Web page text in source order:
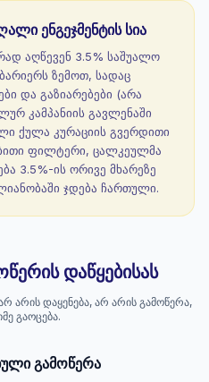
ენგეჯმენტის სია
აღწევენ 3.5% საშუალო
ზემოთ, სადაც
და გაზიარებები (არა
კამპანიის გავლენაში
ქულა კურაციის გვერდითი
ფილტერი, ცალკეულმა
3.5%-ის ორივე მხარეზე
ჯდება ჩართული.
დაწყებისას
არის დაყენება, არ არის გამოწერა,
გაოცება.
გამოწერა